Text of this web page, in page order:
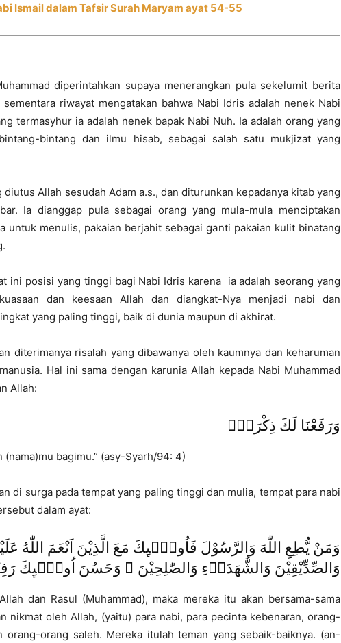
Ismail dalam Tafsir Surah Maryam ayat 54-55
diperintahkan supaya menerangkan pula sekelumit berita
riwayat mengatakan bahwa Nabi Idris adalah nenek Nabi
termasyhur ia adalah nenek bapak Nabi Nuh. Ia adalah orang yang
bintang dan ilmu hisab, sebagai salah satu mukjizat yang
diutus Allah sesudah Adam a.s., dan diturunkan kepadanya kitab yang
Ia dianggap pula sebagai orang yang mula-mula menciptakan
untuk menulis, pakaian berjahit sebagai ganti pakaian kulit binatang
ini posisi yang tinggi bagi Nabi Idris karena ia adalah seorang yang
dan keesaan Allah dan diangkat-Nya menjadi nabi dan
yang paling tinggi, baik di dunia maupun di akhirat.
diterimanya risalah yang dibawanya oleh kaumnya dan keharuman
Hal ini sama dengan karunia Allah kepada Nabi Muhammad
Allah:
وَرَفَعْنَا لَكَ ذِكْرَكَۗ
bagimu.” (asy-Syarh/94: 4)
di surga pada tempat yang paling tinggi dan mulia, tempat para nabi
dalam ayat:
وَمَنْ يُّطِعِ اللّٰهَ وَالرَّسُوْلَ فَاُولٰۤىِٕكَ مَعَ الَّذِيْنَ اَنْعَمَ اللّٰهُ
وَالصِّدِّيْقِيْنَ وَالشُّهَدَاۤءِ وَالصّٰلِحِيْنَ ۚ وَحَسُنَ اُولٰۤىِٕكَ
dan Rasul (Muhammad), maka mereka itu akan bersama-sama
nikmat oleh Allah, (yaitu) para nabi, para pecinta kebenaran, orang-
orang-orang saleh. Mereka itulah teman yang sebaik-baiknya. (an-